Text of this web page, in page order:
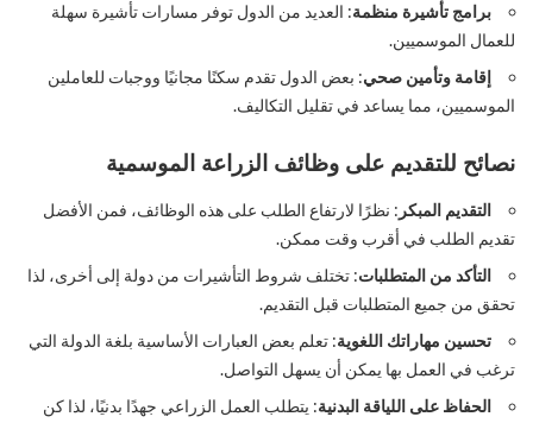
برامج تأشيرة منظمة: العديد من الدول توفر مسارات تأشيرة سهلة
للعمال الموسميين.
إقامة وتأمين صحي: بعض الدول تقدم سكنًا مجانيًا ووجبات للعاملين
الموسميين، مما يساعد في تقليل التكاليف.
نصائح للتقديم على وظائف الزراعة الموسمية
التقديم المبكر : نظرًا لارتفاع الطلب على هذه الوظائف، فمن الأفضل
تقديم الطلب في أقرب وقت ممكن.
التأكد من المتطلبات: تختلف شروط التأشيرات من دولة إلى أخرى، لذا
تحقق من جميع المتطلبات قبل التقديم.
تحسين مهاراتك اللغوية: تعلم بعض العبارات الأساسية بلغة الدولة التي
ترغب في العمل بها يمكن أن يسهل التواصل.
الحفاظ على اللياقة البدنية: يتطلب العمل الزراعي جهدًا بدنيًا، لذا كن